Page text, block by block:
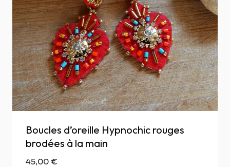
Boucles d’oreille Hypnochic rouges
brodées à la main
45,00€